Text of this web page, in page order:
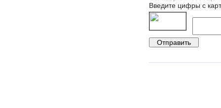
Введите цифры с